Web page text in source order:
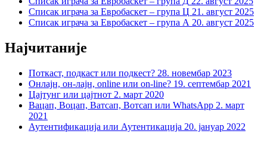
Списак играча за Евробаскет – група Ц 21. август 2025
Списак играча за Евробаскет – група А 20. август 2025
Најчитаније
Поткаст, подкаст или подкест? 28. новембар 2023
Онлајн, он-лајн, online или on-line? 19. септембар 2021
Цајтунг или цајтнот 2. март 2020
Вацап, Воцап, Ватсап, Вотсап или WhatsApp 2. март
2021
Аутентификација или Аутентикација 20. јануар 2022